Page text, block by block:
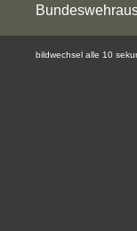
bildwechsel alle 10